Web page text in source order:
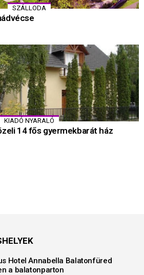
SZÁLLODA
KIADÓ NYARALÓ
14 fős gyermekbarát ház
Hotel Annabella Balatonfüred
a balatonparton